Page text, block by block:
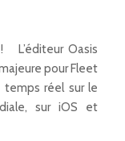
L’éditeur Oasis
pour Fleet
temps réel sur le
sur iOS et